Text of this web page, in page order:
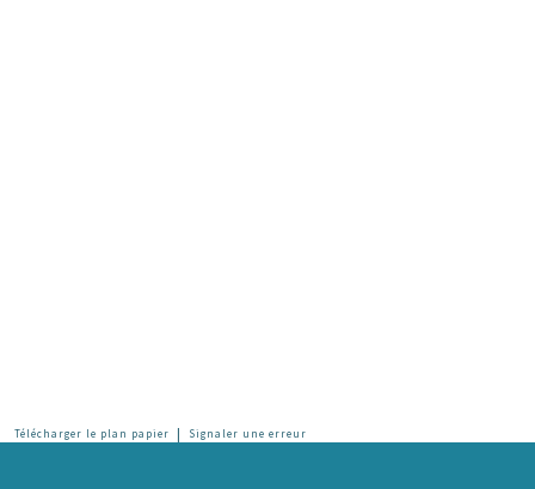
Télécharger le plan papier | Signaler une erreur